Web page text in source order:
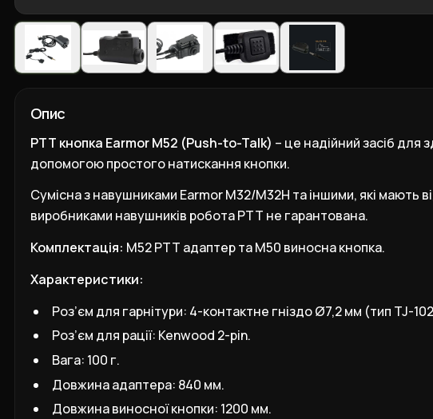
Опис
PTT кнопка Earmor M52 (Push-to-Talk) – це надійний засіб для
допомогою простого натискання кнопки.
Сумісна з навушниками Earmor M32/M32H та іншими, які мають
виробниками навушників робота PTT не гарантована.
Комплектація: M52 PTT адаптер та M50 виносна кнопка.
Характеристики:
Роз’єм для гарнітури: 4-контактне гніздо Ø7,2 мм (тип TJ-
Роз’єм для рації: Kenwood 2-pin.
Вага: 100 г.
Довжина адаптера: 840 мм.
Довжина виносної кнопки: 1200 мм.